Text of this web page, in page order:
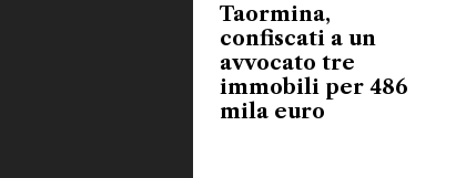
Taormina,
confiscati a un
avvocato tre
immobili per 486
mila euro